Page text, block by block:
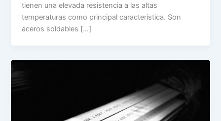
tienen una elevada resistencia a las altas
temperaturas como principal característica. Son
aceros soldables […]